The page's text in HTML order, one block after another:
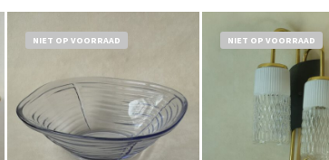
NIET OP VOORRAAD NIET OP VOORRAAD